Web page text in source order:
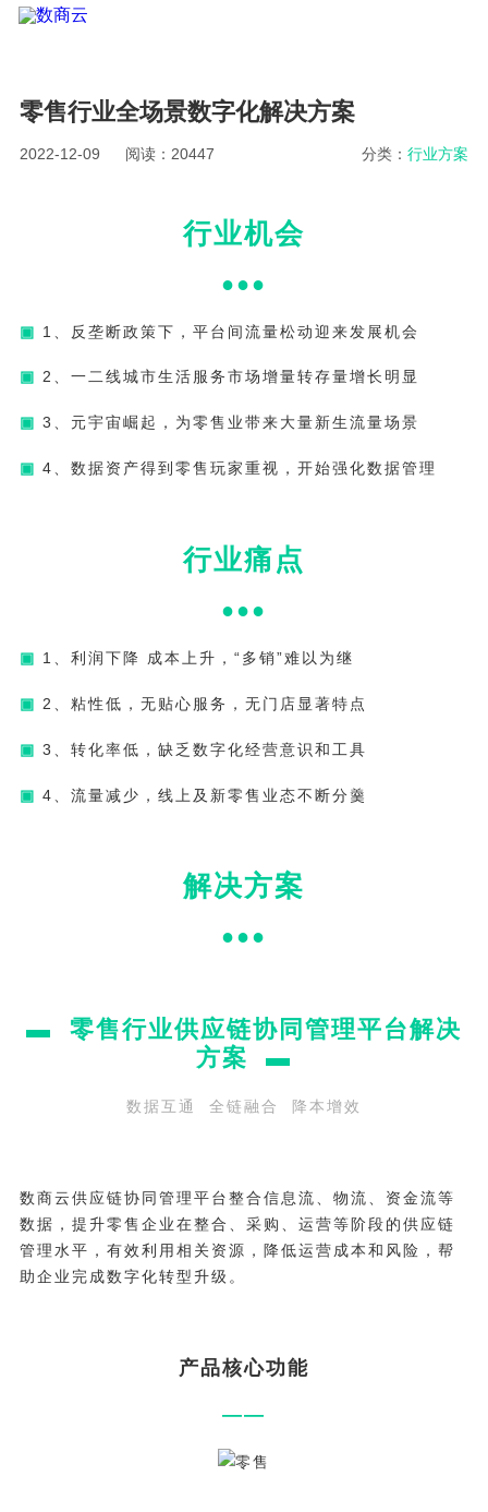
零售行业全场景数字化解决方案
2022-12-09 阅读：20447 分类：行业方案
行业机会
●●●
▣ 1、反垄断政策下，平台间流量松动迎来发展机会
▣ 2、一二线城市生活服务市场增量转存量增长明显
▣ 3、元宇宙崛起，为零售业带来大量新生流量场景
▣ 4、数据资产得到零售玩家重视，开始强化数据管理
行业痛点
●●●
▣ 1、利润下降 成本上升，“多销”难以为继
▣ 2、粘性低，无贴心服务，无门店显著特点
▣ 3、转化率低，缺乏数字化经营意识和工具
▣ 4、流量减少，线上及新零售业态不断分羹
解决方案
●●●
▬ 零售行业供应链协同管理平台解决
方案 ▬
数据互通 全链融合 降本增效
数商云供应链协同管理平台整合信息流、物流、资金流等
数据，提升零售企业在整合、采购、运营等阶段的供应链
管理水平，有效利用相关资源，降低运营成本和风险，帮
助企业完成数字化转型升级。
产品核心功能
——